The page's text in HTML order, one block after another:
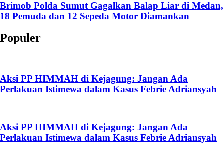
Brimob Polda Sumut Gagalkan Balap Liar di Medan,
18 Pemuda dan 12 Sepeda Motor Diamankan
Populer
Aksi PP HIMMAH di Kejagung: Jangan Ada
Perlakuan Istimewa dalam Kasus Febrie Adriansyah
Aksi PP HIMMAH di Kejagung: Jangan Ada
Perlakuan Istimewa dalam Kasus Febrie Adriansyah